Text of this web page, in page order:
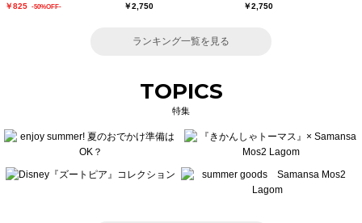
￥825 -50%OFF- ￥2,750 ￥2,750
ランキング一覧を見る
TOPICS
特集